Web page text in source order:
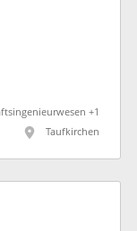
+1
Taufkirchen